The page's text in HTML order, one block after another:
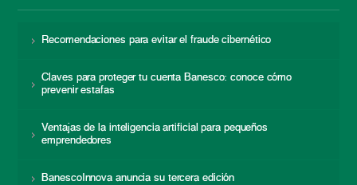
Recomendaciones para evitar el fraude cibernético
Claves para proteger tu cuenta Banesco: conoce cómo
prevenir estafas
Ventajas de la inteligencia artificial para pequeños
emprendedores
BanescoInnova anuncia su tercera edición